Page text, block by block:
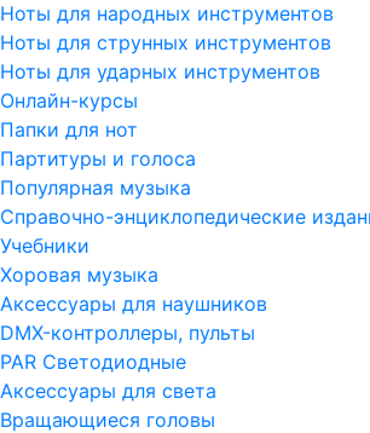
Ноты для народных инструментов
Ноты для струнных инструментов
Ноты для ударных инструментов
Онлайн-курсы
Папки для нот
Партитуры и голоса
Популярная музыка
Справочно-энциклопедические
Учебники
Хоровая музыка
Аксессуары для наушников
DMX-контроллеры, пульты
PAR Светодиодные
Аксессуары для света
Вращающиеся головы